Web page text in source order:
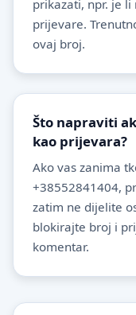
prikazati, npr. je
prijevare.
ovaj broj.
Što napraviti
kao prijevara?
Ako vas zanima
+38552841404,
zatim ne dijelite
blokirajte broj i
komentar.